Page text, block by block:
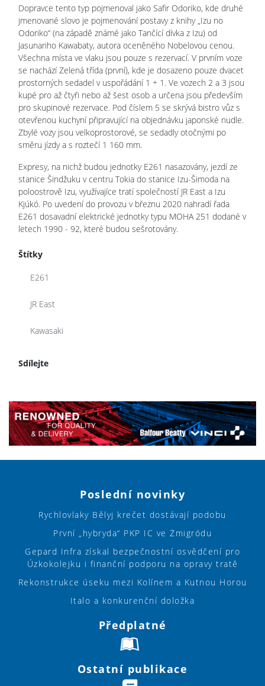
Dopravce tento typ pojmenoval jako Safir Odoriko, kde druhé
jmenované slovo je pojmenování postavy z knihy „Izu no
Odoriko“ (na západě známé jako Tančící dívka z Izu) od
Jasunariho Kawabaty, autora oceněného Nobelovou cenou.
Všechna místa ve vlaku jsou pouze s rezervací. V prvním voze
se nachází Zelená třída (první), kde je dosazeno pouze dvacet
prostorných sedadel v uspořádání 1 + 1. Ve vozech 2 a 3 jsou
kupé pro až čtyři nebo až šest osob a určena jsou především
pro skupinové rezervace. Pod číslem 5 se skrývá bistro vůz s
otevřenou kuchyní připravující na objednávku japonské nudle.
Zbylé vozy jsou velkoprostorové, se sedadly otočnými po
směru jízdy a s roztečí 1 160 mm.
Expresy, na nichž budou jednotky E261 nasazovány, jezdí ze
stanice Šindžuku v centru Tokia do stanice Izu-Šimoda na
poloostrově Izu, využívajíce tratí společností JR East a Izu
Kjúkó. Po uvedení do provozu v březnu 2020 nahradí řada
E261 dosavadní elektrické jednotky typu MOHA 251 dodané v
letech 1990 - 92, které budou sešrotovány.
Štítky
E261
JR East
Kawasaki
Sdílejte
Poslední novinky
Rychlovlaky Bělyj krečet dostávají podobu
První „hybryda“ PKP IC ve Żmigródu
Gepard Infra získal bezpečnostní osvědčení pro
Úzkokolejku i finanční podporu na opravy tratě
Rekonstrukce úseku mezi Kolínem a Kutnou Horou
Italo a konkurenční doložka
Předplatné
Ostatní publikace